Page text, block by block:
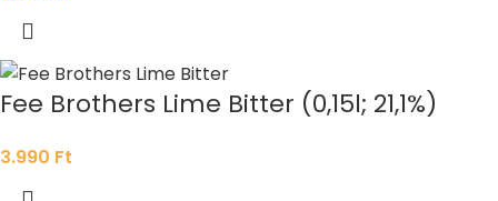
Fee Brothers Lime Bitter (0,15l; 21,1%)
3.990 Ft